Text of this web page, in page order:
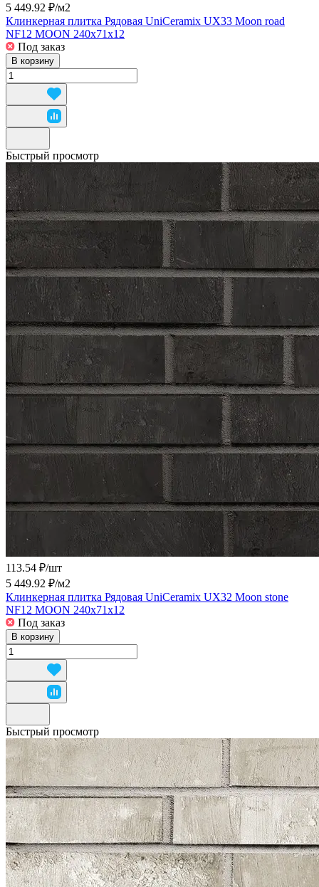
5 449.92 ₽/м2
Клинкерная плитка Рядовая UniCeramix UX33 Moon road
NF12 MOON 240x71x12
Под заказ
В корзину
Быстрый просмотр
113.54 ₽/шт
5 449.92 ₽/м2
Клинкерная плитка Рядовая UniCeramix UX32 Moon stone
NF12 MOON 240x71x12
Под заказ
В корзину
Быстрый просмотр